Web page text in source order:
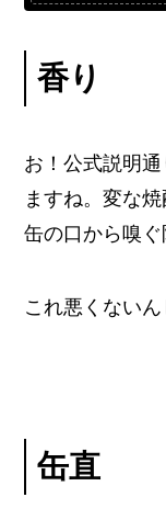
香り
お！公式説明
ますね。変な
缶の口から嗅ぐ
これ悪くない
缶直